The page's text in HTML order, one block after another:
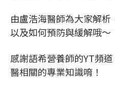
由盧浩海醫師為大家解析
以及如何預防與緩解哦～
感謝語希營養師的YT頻
醫相關的專業知識唷！